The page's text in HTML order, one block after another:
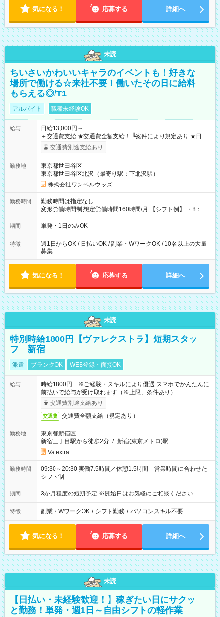
気になる！ 応募する 詳細へ
未読
ちいさいかわいいキャラのイベントも！好きな
場所で働ける☆来社不要！働いたその日に給料
もらえる◎/T1
アルバイト 職種未経験OK
給与
日給13,000円～
＋交通費支給 ★交通費全額支給！ ┗案件により規定あり ★日払
いOK！（規定あり） ┗働いたその日に現金GET♪ お仕事後はコ
ンビニATMから 日払い分を引き落とせます！ 【試用期間】試
交通費別途支給あり
勤務地
東京都世田谷区
東京都世田谷区北沢（最寄り駅：下北沢駅）
株式会社ワンベルウッズ
勤務時間
勤務時間は指定なし
変形労働時間制 想定労働時間160時間/月 【シフト例】 ・8：00
～21：00
期間 単発・1日のみOK
特徴
週1日からOK / 日払いOK / 副業・WワークOK / 10名以上の大量
募集
気になる！ 応募する 詳細へ
未読
特別時給1800円【ヴァレクストラ】短期スタッ
フ 新宿
派遣 ブランクOK WEB登録・面接OK
給与
時給1800円 ※ご経験・スキルにより優遇 スマホでかんたんに
前払いで給与が受け取れます（※上限、条件あり）
交通費別途支給あり
交通費 交通費全額支給（規定あり）
勤務地
東京都新宿区
新宿三丁目駅から徒歩2分 / 新宿(東京メトロ)駅
Valextra
勤務時間
09:30～20:30 実働7.5時間／休憩1.5時間 営業時間に合わせた
シフト制
期間 3か月程度の短期予定 ※開始日はお気軽にご相談ください
特徴 副業・WワークOK / シフト勤務 / パソコンスキル不要
気になる！ 応募する 詳細へ
未読
【日払い・未経験歓迎！】稼ぎたい日にサクッ
と勤務！単発・週1日～自由シフトの軽作業